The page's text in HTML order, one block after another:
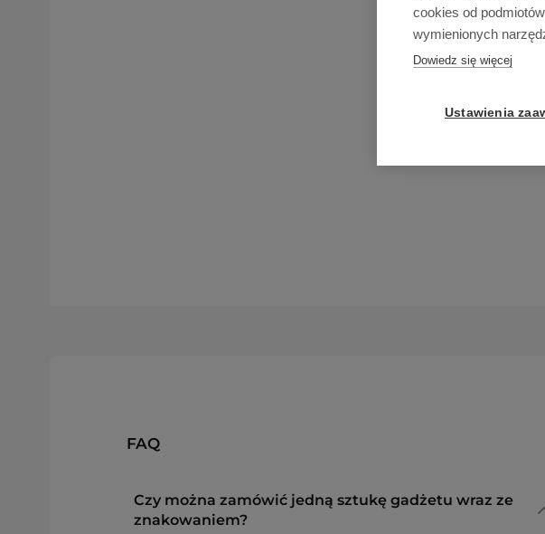
cookies od
wymienionych
Dowiedz się więcej
Ustawienia
FAQ
Czy można zamówić jedną sztukę gadżetu wraz ze
znakowaniem?